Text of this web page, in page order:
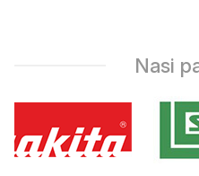
Nasi